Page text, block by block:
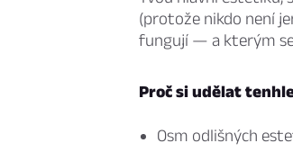
(protože nikdo není
fungují — a kterým
Proč si udělat
Osm odlišných